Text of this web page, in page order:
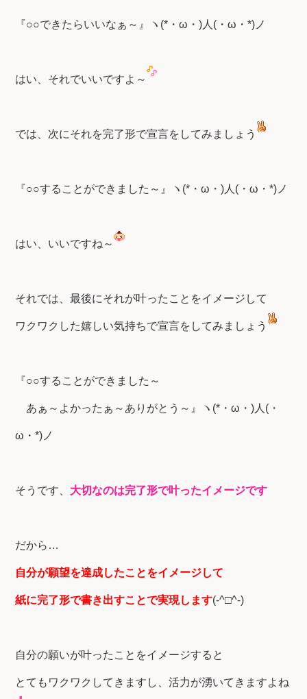
『○○できたらいいなぁ～』ヽ(*・ω・)人(・ω・*)ノ
はい、それでいいですよ～
では、次にそれを完了形で宣言をしてみましょう
『○○することができました～』ヽ(*・ω・)人(・ω・*)ノ
はい、いいですね～
それでは、最後にそれが叶ったことをイメージして
ワクワクした嬉しい気持ちで宣言をしてみましょう
『○○することができました～
あぁ～よかったぁ～ありがとう～』ヽ(*・ω・)人(・
ω・*)ノ
そうです、 大切なのは完了形で叶ったイメージです
だから…
自分が願望を達成したことをイメージして
紙に完了形で書き出すことで実現します(-^□^-)
自分の願いが叶ったことをイメージすると
とてもワクワクしてきますし、活力が湧いてきますよね